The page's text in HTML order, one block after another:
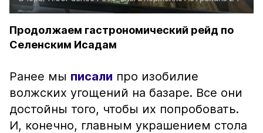
Продолжаем гастрономический рейд по
Селенским Исадам
Ранее мы писали про изобилие
волжских угощений на базаре. Все они
достойны того, чтобы их попробовать.
И, конечно, главным украшением стола